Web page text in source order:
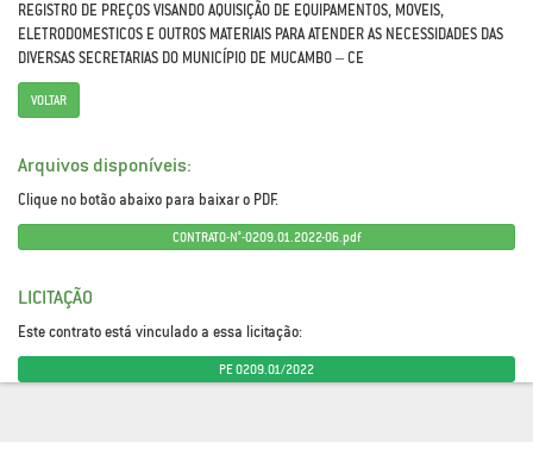
REGISTRO DE PREÇOS VISANDO AQUISIÇÃO DE EQUIPAMENTOS, MOVEIS,
ELETRODOMESTICOS E OUTROS MATERIAIS PARA ATENDER AS NECESSIDADES DAS
DIVERSAS SECRETARIAS DO MUNICÍPIO DE MUCAMBO – CE
VOLTAR
Arquivos disponíveis:
Clique no botão abaixo para baixar o PDF.
CONTRATO-N°-0209.01.2022-06.pdf
LICITAÇÃO
Este contrato está vinculado a essa licitação:
PE 0209.01/2022